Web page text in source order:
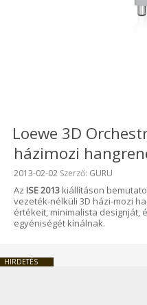
Loewe 3D
házimozi
Beküldve:
2013-02-02 Szerző: GURU
Az ISE 2013 kiállításon
vezeték-nélküli 3D házi-mozi
értékeit, minimalista designját,
egyéniségét kínálnak.
HIRDETÉS